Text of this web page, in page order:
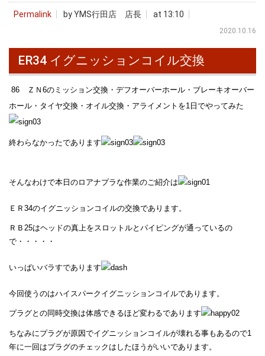
Permalink by YMS行田店 店長 at 13:10
2020.10.16
ER34 イグニッションコイル交換
86 ＺＮ6のミッション交換・デフオーバーホール・ブレーキオーバー
ホール・タイヤ交換・オイル交換・アライメントを1日でやってみた
終わらなかったであります
そんなわけで本日のロアナプラな作業のご紹介は
ＥＲ34のイグニッションコイルの交換であります。
ＲＢ25はヘッドの真上をスロットルとパイピングが通っているの
で・・・・・
いっぱいバラすであります
今回使うのはハイスパークイグニッションコイルであります。
プラグとの同時交換は体感できるほど変わるであります
ちなみにプラグが原因でイグニッションコイルが壊れる事もあるので1
年に一回はプラグのチェックはしたほうがいいであります。